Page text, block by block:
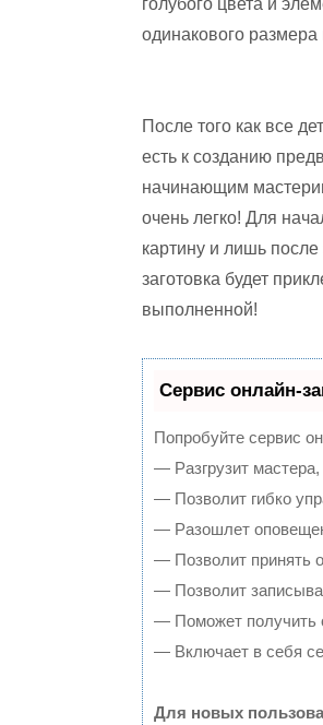
голубого цвета и
одинакового
После того как все
есть к созданию
начинающим
очень легко! Для
картину и лишь
заготовка будет
выполненной!
Сервис онлайн-
Попробуйте сервис
— Разгрузит
— Позволит гибко
— Разошлет
— Позволит принять
— Позволит
— Поможет получить
— Включает в себя
Для новых